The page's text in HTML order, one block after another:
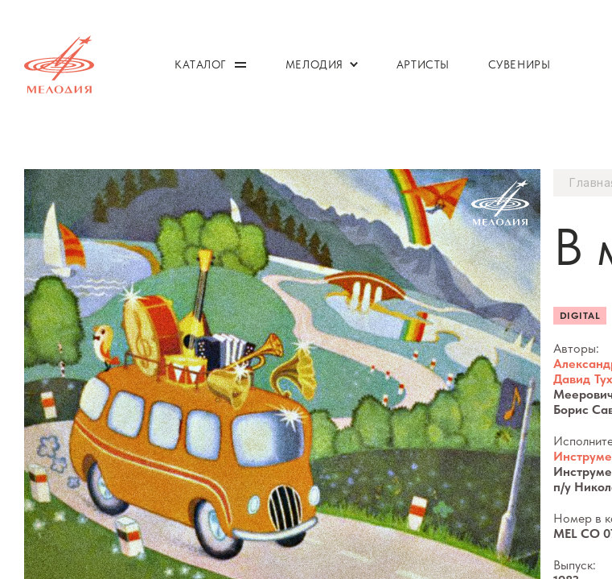
КАТАЛОГ МЕЛОДИЯ АРТИСТЫ СУВЕНИРЫ
В
DIGITAL
Авторы:
Давид
Борис
п/у
Номер в
MEL CO
Выпуск: